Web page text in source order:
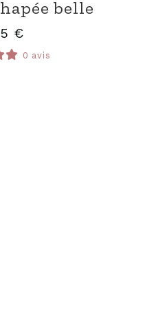
belle
€
0 avis